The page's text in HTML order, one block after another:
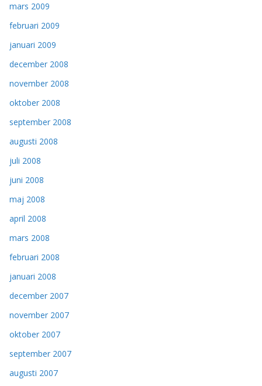
mars 2009
februari 2009
januari 2009
december 2008
november 2008
oktober 2008
september 2008
augusti 2008
juli 2008
juni 2008
maj 2008
april 2008
mars 2008
februari 2008
januari 2008
december 2007
november 2007
oktober 2007
september 2007
augusti 2007